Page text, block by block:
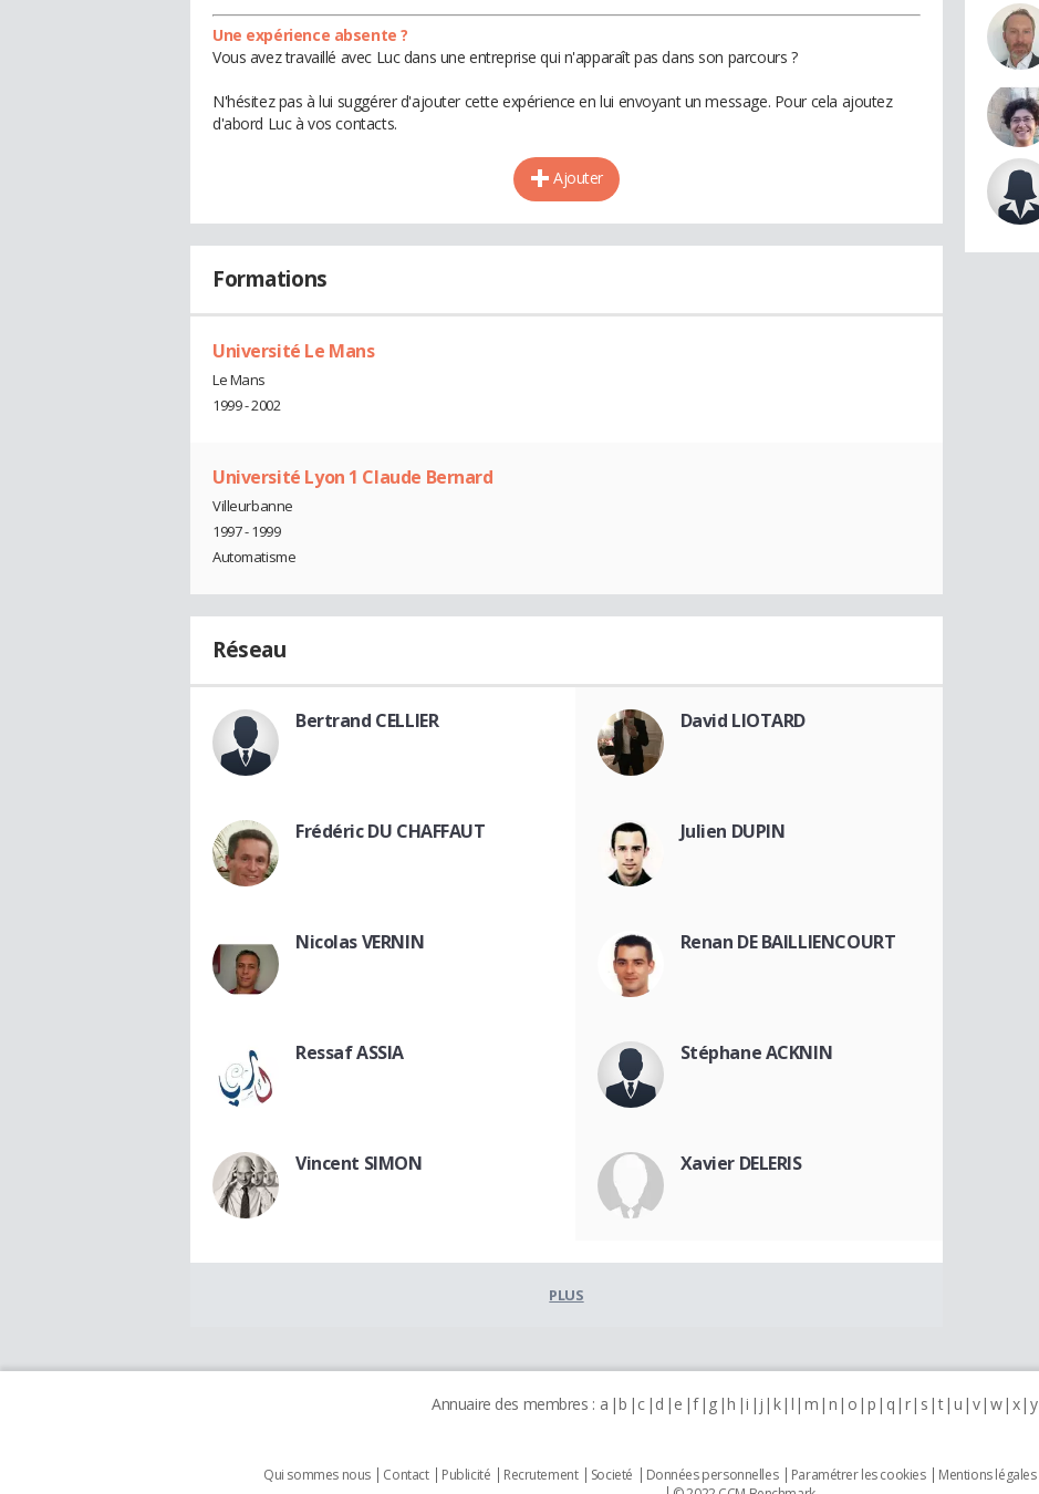
Une expérience absente ?
Vous avez travaillé avec Luc dans une entreprise qui n'apparaît pas dans son parcours ?
N'hésitez pas à lui suggérer d'ajouter cette expérience en lui envoyant un message. Pour cela ajoutez
d'abord Luc à vos contacts.
Ajouter
Formations
Université Le Mans
Le Mans
1999 - 2002
Université Lyon 1 Claude Bernard
Villeurbanne
1997 - 1999
Automatisme
Réseau
Bertrand CELLIER David LIOTARD
Frédéric DU CHAFFAUT Julien DUPIN
Nicolas VERNIN Renan DE BAILLIENCOURT
Ressaf ASSIA Stéphane ACKNIN
Vincent SIMON Xavier DELERIS
PLUS
Annuaire des membres : a b c d e f g h i j k l m n o p q r s t u v w x y
Qui sommes nous Contact Publicité Recrutement Societé Données personnelles Paramétrer les cookies Mentions légales